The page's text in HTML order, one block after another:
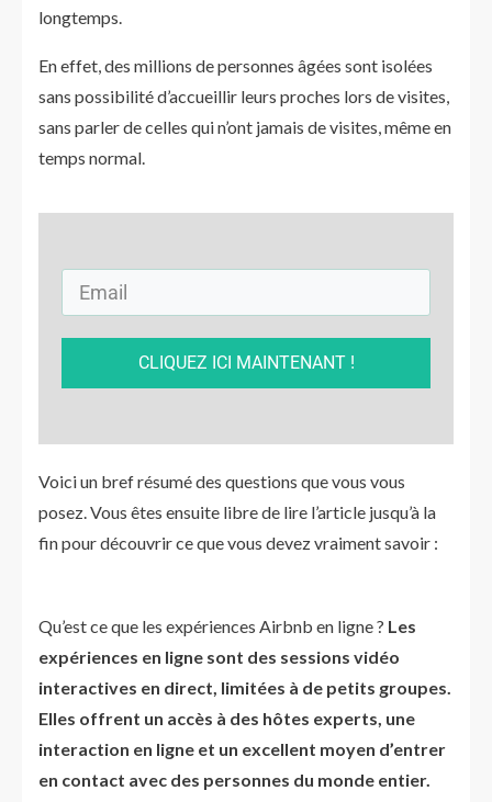
longtemps.
En effet, des millions de personnes âgées sont isolées
sans possibilité d’accueillir leurs proches lors de visites,
sans parler de celles qui n’ont jamais de visites, même en
temps normal.
CLIQUEZ ICI MAINTENANT !
Voici un bref résumé des questions que vous vous
posez. Vous êtes ensuite libre de lire l’article jusqu’à la
fin pour découvrir ce que vous devez vraiment savoir :
Qu’est ce que les expériences Airbnb en ligne ? Les
expériences en ligne sont des sessions vidéo
interactives en direct, limitées à de petits groupes.
Elles offrent un accès à des hôtes experts, une
interaction en ligne et un excellent moyen d’entrer
en contact avec des personnes du monde entier.